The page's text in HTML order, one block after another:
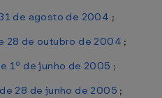
de agosto de 2004 ;
28 de outubro de 2004 ;
1º de junho de 2005 ;
28 de junho de 2005 ;